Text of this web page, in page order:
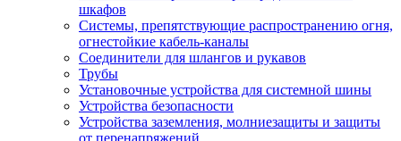
шкафов
Системы, препятствующие распространению огня,
огнестойкие кабель-каналы
Соединители для шлангов и рукавов
Трубы
Установочные устройства для системной шины
Устройства безопасности
Устройства заземления, молниезащиты и защиты
от перенапряжений